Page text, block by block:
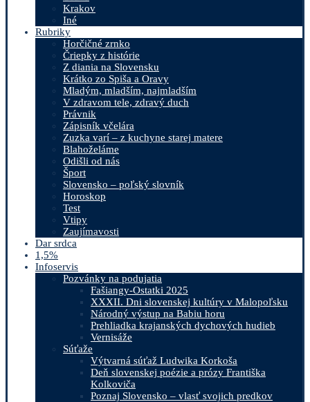
Krakov
Iné
Rubriky
Horčičné zrnko
Čriepky z histórie
Z diania na Slovensku
Krátko zo Spiša a Oravy
Mladým, mladším, najmladším
V zdravom tele, zdravý duch
Právnik
Zápisník včelára
Zuzka varí – z kuchyne starej matere
Blahoželáme
Odišli od nás
Šport
Slovensko – poľský slovník
Horoskop
Test
Vtipy
Zaujímavosti
Dar srdca
1,5%
Infoservis
Pozvánky na podujatia
Fašiangy-Ostatki 2025
XXXII. Dni slovenskej kultúry v Malopoľsku
Národný výstup na Babiu horu
Prehliadka krajanských dychových hudieb
Vernisáže
Súťaže
Výtvarná súťaž Ludwika Korkoša
Deň slovenskej poézie a prózy Františka
Kolkoviča
Poznaj Slovensko – vlasť svojich predkov